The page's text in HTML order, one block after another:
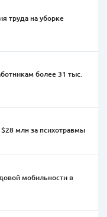
труда на уборке
более 31 тыс.
млн за психотравмы
мобильности в